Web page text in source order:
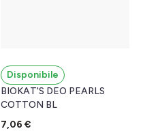
Disponibile
BIOKAT'S DEO PEARLS
COTTON BL
7,06 €